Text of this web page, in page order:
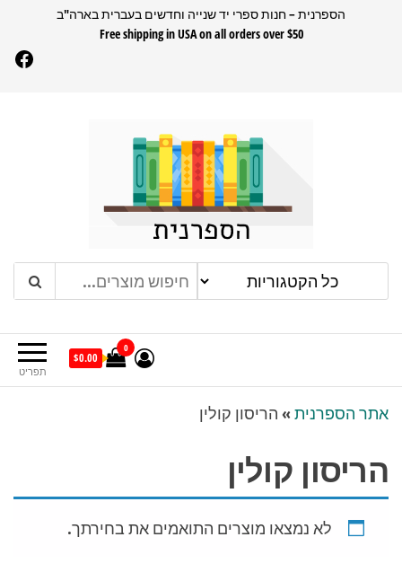
הספרנית – חנות ספרי יד שנייה וחדשים בעברית בארה"ב
Free shipping in USA on all orders over $50
הספרנית
תפריט
0
$0.00
אתר הספרנית » הריסון קולין
הריסון קולין
לא נמצאו מוצרים התואמים את בחירתך.